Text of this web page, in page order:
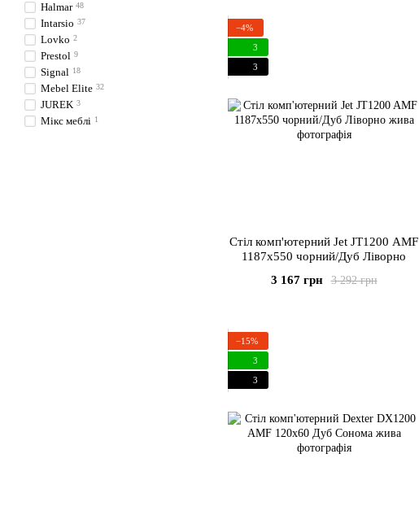
−4%
3
3
Стіл комп'ютерний Jet JT1200 AMF
1187х550 чорний/Дуб Ліворно
3 292 грн
3 167 грн
−15%
3
3
Halmar 48
Intarsio 37
Lovko 2
Prestol 9
Signal 18
Mebel Elite 32
JUREK 3
Мікс меблі 1